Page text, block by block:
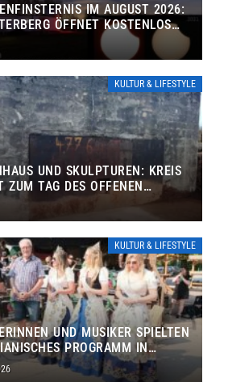
IM AUGUST 2026:
ÖFFNET KOSTENLOS
KULTUR & LIFESTYLE
UND SKULPTUREN: KREIS
ZUM TAG DES OFFENEN
KULTUR & LIFESTYLE
UND MUSIKER SPIELTEN
PROGRAMM IN